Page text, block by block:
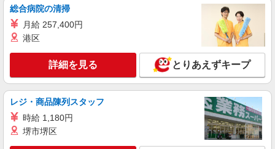
アルバイト パート
ケンタッキーフライドチキン エリアスタッフ初台店
［1］吉祥寺南口店 東京都武蔵野市吉祥寺南
町1-4-1 ［2］永福町店 東京都杉並区和泉3-4-2 上
の店舗（荻窪、高円寺、三鷹、笹塚、初台、阿佐
ヶ谷など）で勤務の可能性があります。 勤務地は
オファーごとに確認できるのでシフトの提出は不
キープ 詳細を見る
アルバイト パート
ケンタッキーフライドチキン エリアスタッフ京王笹塚店
総合病院の清掃
月給 257,400円
港区
詳細を見る とりあえずキープ
レジ・商品陳列スタッフ
時給 1,180円
堺市堺区